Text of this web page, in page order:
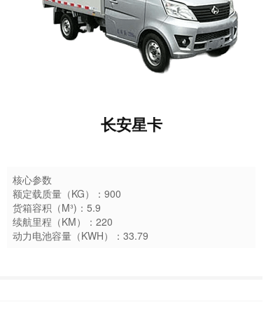
长安星卡
核心参数
额定载质量（KG）：900
货箱容积（M³)：5.9
续航里程（KM）：220
动力电池容量（KWH）：33.79